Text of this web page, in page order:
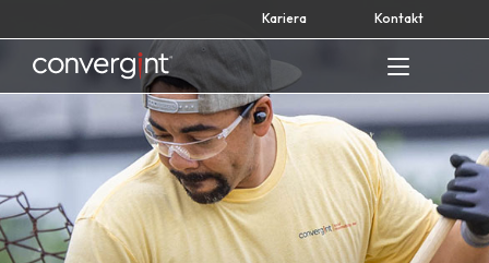
to
content
Kariera Kontakt
Home